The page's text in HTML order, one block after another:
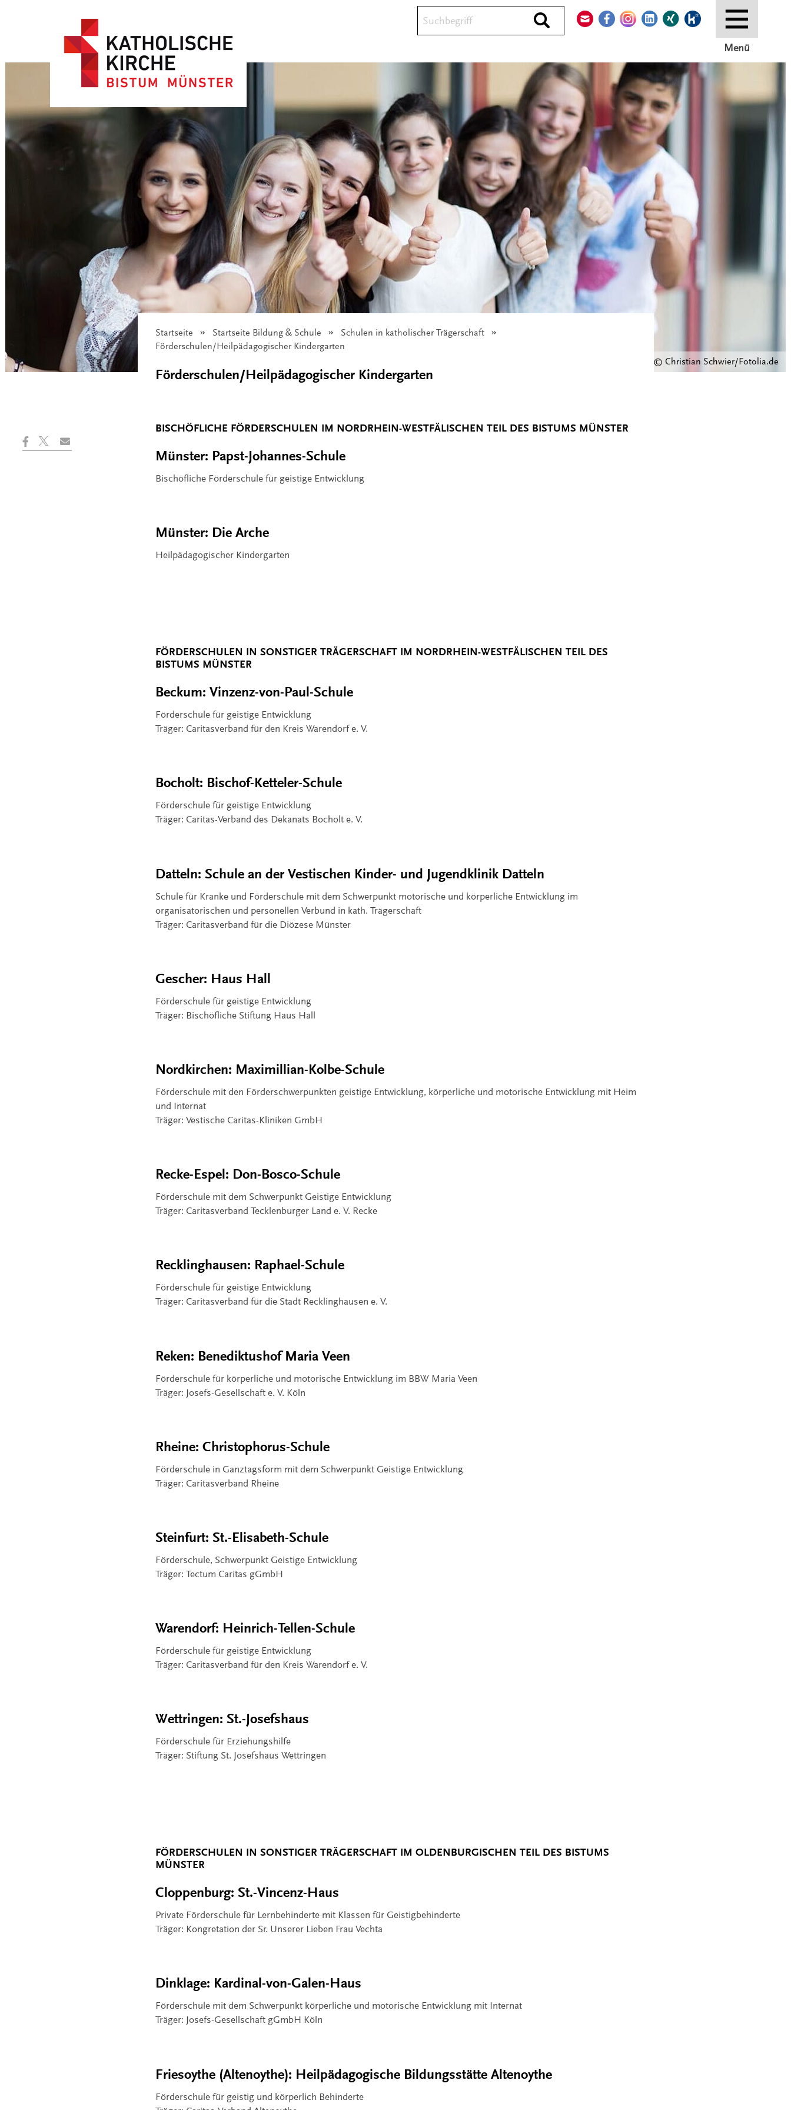
Durchsuchen
Menü
© Christian Schwier/Fotolia.de
Startseite Startseite Bildung & Schule
Schulen in katholischer Trägerschaft
Angezeigt:
Förderschulen/Heilpädagogischer Kindergarten
Förderschulen/Heilpädagogischer Kindergarten
BISCHÖFLICHE FÖRDERSCHULEN IM NORDRHEIN-WESTFÄLISCHEN TEIL DES BISTUMS MÜNSTER
Münster: Papst-Johannes-Schule
Bischöfliche Förderschule für geistige Entwicklung
Münster: Die Arche
Heilpädagogischer Kindergarten
FÖRDERSCHULEN IN SONSTIGER TRÄGERSCHAFT IM NORDRHEIN-WESTFÄLISCHEN TEIL DES
BISTUMS MÜNSTER
Beckum: Vinzenz-von-Paul-Schule
Förderschule für geistige Entwicklung
Träger: Caritasverband für den Kreis Warendorf e. V.
Bocholt: Bischof-Ketteler-Schule
Förderschule für geistige Entwicklung
Träger: Caritas-Verband des Dekanats Bocholt e. V.
Datteln: Schule an der Vestischen Kinder- und Jugendklinik Datteln
Schule für Kranke und Förderschule mit dem Schwerpunkt motorische und körperliche Entwicklung im
organisatorischen und personellen Verbund in kath. Trägerschaft
Träger: Caritasverband für die Diözese Münster
Gescher: Haus Hall
Förderschule für geistige Entwicklung
Träger: Bischöfliche Stiftung Haus Hall
Nordkirchen: Maximillian-Kolbe-Schule
Förderschule mit den Förderschwerpunkten geistige Entwicklung, körperliche und motorische Entwicklung mit Heim
und Internat
Träger: Vestische Caritas-Kliniken GmbH
Recke-Espel: Don-Bosco-Schule
Förderschule mit dem Schwerpunkt Geistige Entwicklung
Träger: Caritasverband Tecklenburger Land e. V. Recke
Recklinghausen: Raphael-Schule
Förderschule für geistige Entwicklung
Träger: Caritasverband für die Stadt Recklinghausen e. V.
Reken: Benediktushof Maria Veen
Förderschule für körperliche und motorische Entwicklung im BBW Maria Veen
Träger: Josefs-Gesellschaft e. V. Köln
Rheine: Christophorus-Schule
Förderschule in Ganztagsform mit dem Schwerpunkt Geistige Entwicklung
Träger: Caritasverband Rheine
Steinfurt: St.-Elisabeth-Schule
Förderschule, Schwerpunkt Geistige Entwicklung
Träger: Tectum Caritas gGmbH
Warendorf: Heinrich-Tellen-Schule
Förderschule für geistige Entwicklung
Träger: Caritasverband für den Kreis Warendorf e. V.
Wettringen: St.-Josefshaus
Förderschule für Erziehungshilfe
Träger: Stiftung St. Josefshaus Wettringen
FÖRDERSCHULEN IN SONSTIGER TRÄGERSCHAFT IM OLDENBURGISCHEN TEIL DES BISTUMS
MÜNSTER
Cloppenburg: St.-Vincenz-Haus
Private Förderschule für Lernbehinderte mit Klassen für Geistigbehinderte
Träger: Kongretation der Sr. Unserer Lieben Frau Vechta
Dinklage: Kardinal-von-Galen-Haus
Förderschule mit dem Schwerpunkt körperliche und motorische Entwicklung mit Internat
Träger: Josefs-Gesellschaft gGmbH Köln
Friesoythe (Altenoythe): Heilpädagogische Bildungsstätte Altenoythe
Förderschule für geistig und körperlich Behinderte